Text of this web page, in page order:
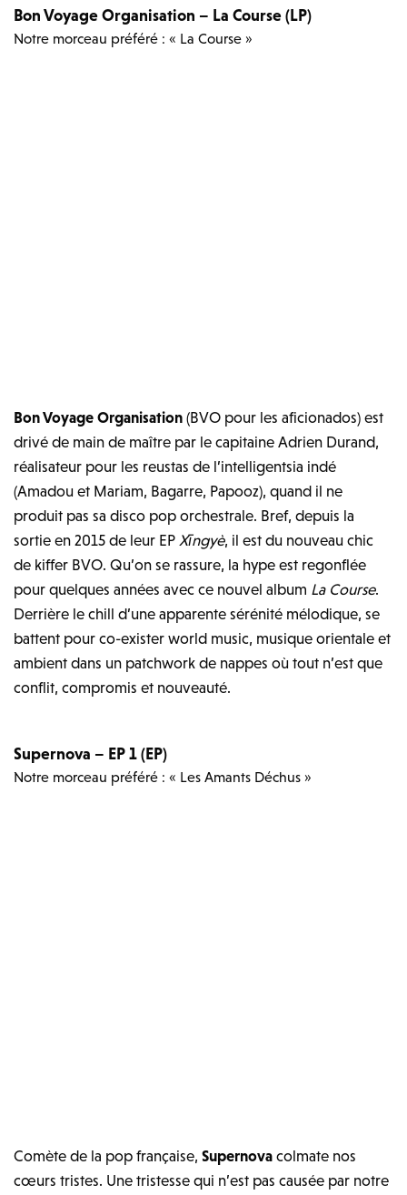
Bon Voyage Organisation – La Course (LP)
Notre morceau préféré : « La Course »
Bon Voyage Organisation (BVO pour les aficionados) est
drivé de main de maître par le capitaine Adrien Durand,
réalisateur pour les reustas de l’intelligentsia indé
(Amadou et Mariam, Bagarre, Papooz), quand il ne
produit pas sa disco pop orchestrale. Bref, depuis la
sortie en 2015 de leur EPXīngyè, il est du nouveau chic
de kiffer BVO. Qu’on se rassure, la hype est regonflée
pour quelques années avec ce nouvel album La Course.
Derrière le chill d’une apparente sérénité mélodique, se
battent pour co-exister world music, musique orientale et
ambient dans un patchwork de nappes où tout n’est que
conflit, compromis et nouveauté.
Supernova – EP 1 (EP)
Notre morceau préféré : « Les Amants Déchus »
Comète de la pop française,Supernova colmate nos
cœurs tristes. Une tristesse qui n’est pas causée par notre